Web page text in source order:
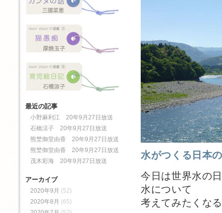
水がつくる日本
今日は世界水の
水について
考えてみたくな
最近の記事
小野麻利江 20年9月27日放送
石橋涼子 20年9月27日放送
熊埜御堂由香 20年9月27日放送
熊埜御堂由香 20年9月27日放送
茂木彩海 20年9月27日放送
アーカイブ
2020年9月 (52)
2020年8月 (65)